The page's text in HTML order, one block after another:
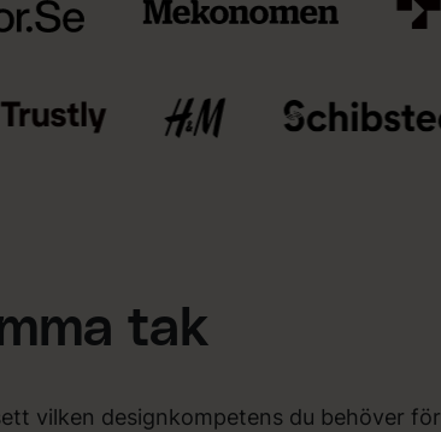
tak
vilken designkompetens du behöver för